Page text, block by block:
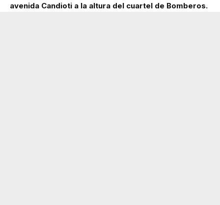
avenida Candioti a la altura del cuartel de Bomberos.